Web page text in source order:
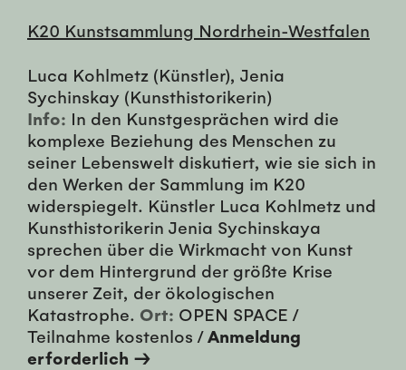
K20 Kunstsammlung Nordrhein-Westfalen
Luca Kohlmetz (Künstler), Jenia
Sychinskay (Kunsthistorikerin)
Info: In den Kunstgesprächen wird die
komplexe Beziehung des Menschen zu
seiner Lebenswelt diskutiert, wie sie sich in
den Werken der Sammlung im K20
widerspiegelt. Künstler Luca Kohlmetz und
Kunsthistorikerin Jenia Sychinskaya
sprechen über die Wirkmacht von Kunst
vor dem Hintergrund der größte Krise
unserer Zeit, der ökologischen
Katastrophe. Ort: OPEN SPACE /
Teilnahme kostenlos /Anmeldung
erforderlich →